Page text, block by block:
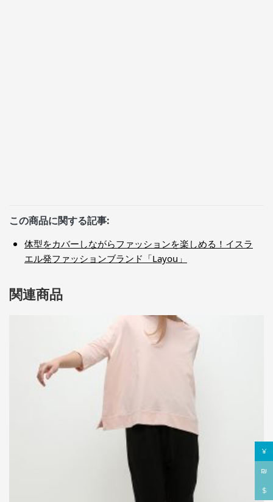
¥
₪
$
この商品に関する記事:
体型をカバーしながらファッションを楽しめる！イスラ
エル発ファッションブランド「Layou」
関連商品